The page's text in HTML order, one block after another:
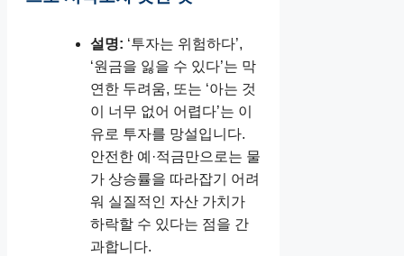
설명: ‘투자는 위험하다’,
‘원금을 잃을 수 있다’는 막
연한 두려움, 또는 ‘아는 것
이 너무 없어 어렵다’는 이
유로 투자를 망설입니다.
안전한 예·적금만으로는 물
가 상승률을 따라잡기 어려
워 실질적인 자산 가치가
하락할 수 있다는 점을 간
과합니다.